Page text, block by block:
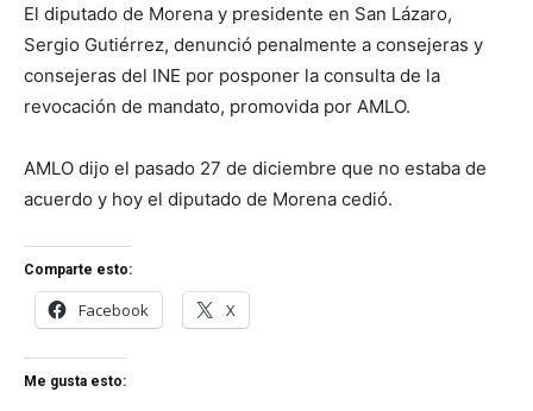
El diputado de Morena y presidente en San Lázaro,
Sergio Gutiérrez, denunció penalmente a consejeras y
consejeras del INE por posponer la consulta de la
revocación de mandato, promovida por AMLO.
AMLO dijo el pasado 27 de diciembre que no estaba de
acuerdo y hoy el diputado de Morena cedió.
Comparte esto:
Facebook X
Me gusta esto: